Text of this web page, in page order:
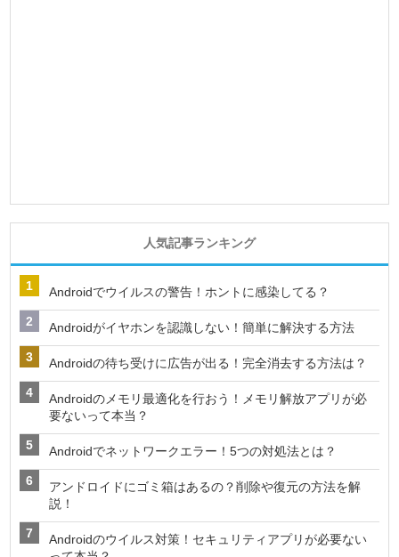
人気記事ランキング
Androidでウイルスの警告！ホントに感染してる？
Androidがイヤホンを認識しない！簡単に解決する方法
Androidの待ち受けに広告が出る！完全消去する方法は？
Androidのメモリ最適化を行おう！メモリ解放アプリが必
要ないって本当？
Androidでネットワークエラー！5つの対処法とは？
アンドロイドにゴミ箱はあるの？削除や復元の方法を解
説！
Androidのウイルス対策！セキュリティアプリが必要ない